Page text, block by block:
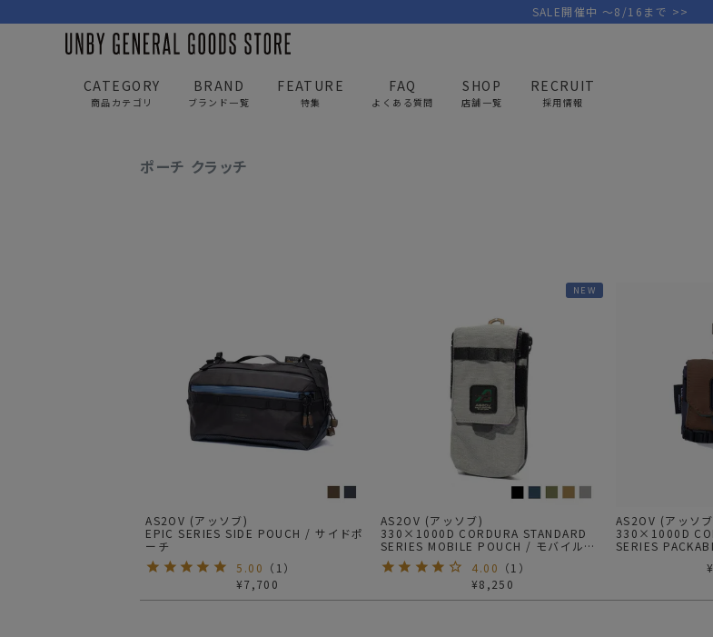
CATEGORY
商品カテゴリ
トートバッグ/ボストン
ポーチ・クラッチ
キャップ/帽子
シューズ/靴下
サングラス/メガネ
時計
その他
ファニチャー
クーラーボックス
ステッカー
BRAND
ブランド一覧
その他の取扱ブランド一覧はこちら
FEATURE
特集
FAQ
よくある質問
SHOP
店舗一覧
RECRUIT
採用情報
SALE開催中 ～8/16まで >>
ポーチ クラッチ
AS2OV (アッソブ)
EPIC SERIES SIDE POUCH / サイドポ
ーチ
5.00 （ 1 ）
¥7,700
NEW
AS2OV (アッソブ)
330×1000D CORDURA STANDARD
SERIES MOBILE POUCH / モバイルポ
ーチ
4.00 （1 ）
¥8,250
AS2OV (アッソ
330×1000D
SERIES
¥